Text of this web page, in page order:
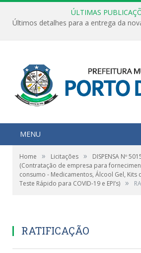
ÚLTIMAS
MENU
Home » Licitações »
DISPENSA Nº
(Contratação de empresa para
consumo - Medicamentos, Álcool Gel, Kits
Teste Rápido para COVID-19 e EPI’s) »
RATIFICAÇÃO